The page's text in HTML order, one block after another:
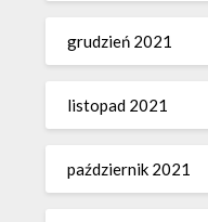
grudzień 2021
listopad 2021
październik 2021